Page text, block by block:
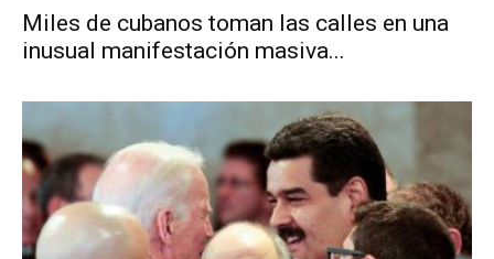
Miles de cubanos toman las calles en una
inusual manifestación masiva...